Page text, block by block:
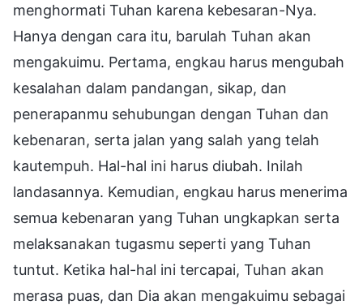
menghormati Tuhan karena kebesaran-Nya.
Hanya dengan cara itu, barulah Tuhan akan
mengakuimu. Pertama, engkau harus mengubah
kesalahan dalam pandangan, sikap, dan
penerapanmu sehubungan dengan Tuhan dan
kebenaran, serta jalan yang salah yang telah
kautempuh. Hal-hal ini harus diubah. Inilah
landasannya. Kemudian, engkau harus menerima
semua kebenaran yang Tuhan ungkapkan serta
melaksanakan tugasmu seperti yang Tuhan
tuntut. Ketika hal-hal ini tercapai, Tuhan akan
merasa puas, dan Dia akan mengakuimu sebagai